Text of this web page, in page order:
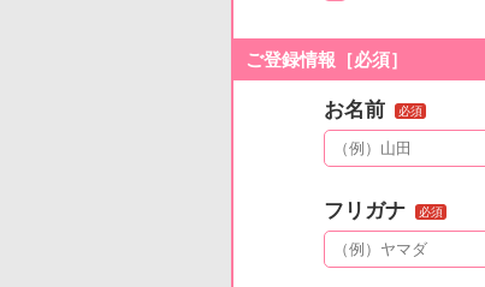
ご登録情報［必須］
お名前 必須
フリガナ 必須